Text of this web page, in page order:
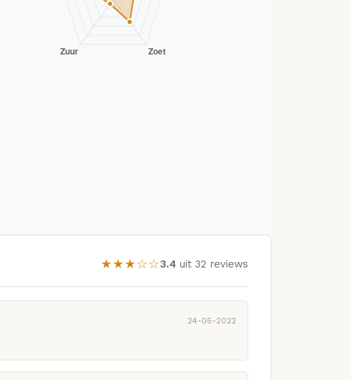
★★★☆☆3.4 uit 32 reviews
24-05-2022